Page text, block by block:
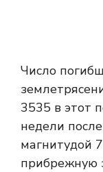
Число
3535 в этот
недели
магнитудой
прибрежную